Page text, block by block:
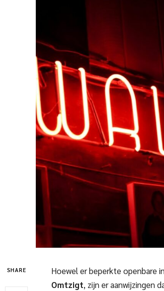
SHARE Hoewel er beperkte openbare
Omtzigt, zijn er aanwijzingen